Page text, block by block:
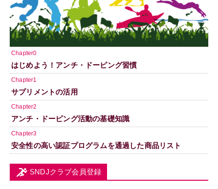
Chapter0
はじめよう！アンチ・ドーピング習慣
Chapter1
サプリメントの活用
Chapter2
アンチ・ドーピング活動の基礎知識
Chapter3
安全性の高い認証プログラムを通過した商品リスト
SNDJクラブ会員登録